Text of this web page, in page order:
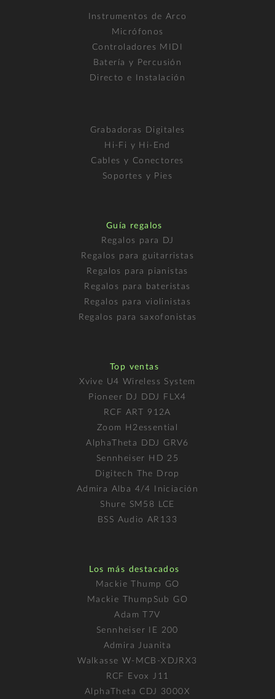
Instrumentos de Arco
Micrófonos
Controladores MIDI
Batería y Percusión
Directo e Instalación
Grabadoras Digitales
Hi-Fi y Hi-End
Cables y Conectores
Soportes y Pies
Guía regalos
Regalos para DJ
Regalos para guitarristas
Regalos para pianistas
Regalos para bateristas
Regalos para violinistas
Regalos para saxofonistas
Top ventas
Xvive U4 Wireless System
Pioneer DJ DDJ FLX4
RCF ART 912A
Zoom H2essential
AlphaTheta DDJ GRV6
Sennheiser HD 25
Digitech The Drop
Admira Alba 4/4 Iniciación
Shure SM58 LCE
BSS Audio AR133
Los más destacados
Mackie Thump GO
Mackie ThumpSub GO
Adam T7V
Sennheiser IE 200
Admira Juanita
Walkasse W-MCB-XDJRX3
RCF Evox J11
AlphaTheta CDJ 3000X